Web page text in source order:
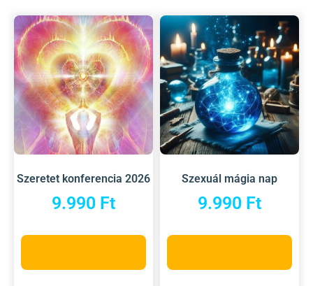
Szeretet konferencia 2026
9.990 Ft
Szexuál mágia nap
9.990 Ft